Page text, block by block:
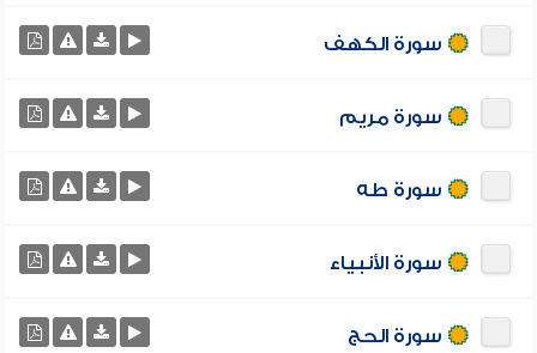
سورة الكهف
سورة مريم
سورة طه
سورة الأنبياء
سورة الحج